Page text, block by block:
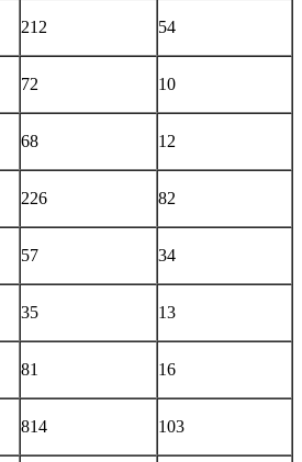
212 54
72 10
68 12
226 82
57 34
35 13
81 16
814 103